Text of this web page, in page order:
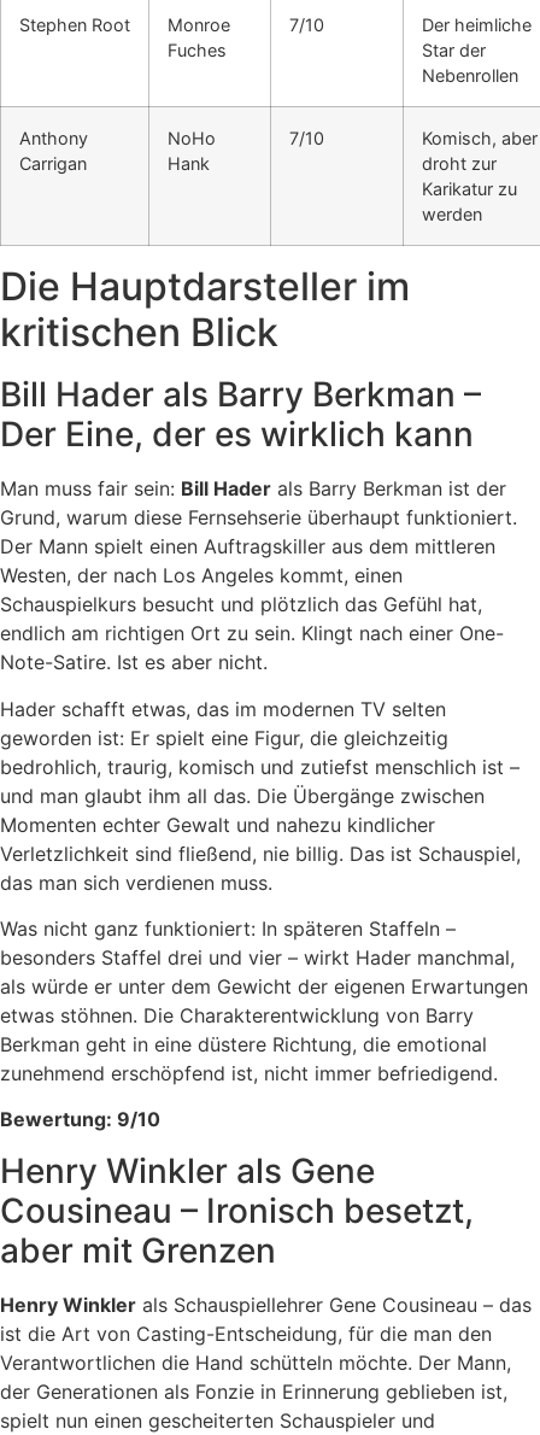
Stephen Root
Monroe
Fuches
7/10
Der heimliche
Star der
Nebenrollen
Anthony
Carrigan
NoHo
Hank
7/10
Komisch, aber
droht zur
Karikatur zu
werden
Die Hauptdarsteller im
kritischen Blick
Bill Hader als Barry Berkman –
Der Eine, der es wirklich kann
Man muss fair sein: Bill Hader als Barry Berkman ist der
Grund, warum diese Fernsehserie überhaupt funktioniert.
Der Mann spielt einen Auftragskiller aus dem mittleren
Westen, der nach Los Angeles kommt, einen
Schauspielkurs besucht und plötzlich das Gefühl hat,
endlich am richtigen Ort zu sein. Klingt nach einer One-
Note-Satire. Ist es aber nicht.
Hader schafft etwas, das im modernen TV selten
geworden ist: Er spielt eine Figur, die gleichzeitig
bedrohlich, traurig, komisch und zutiefst menschlich ist –
und man glaubt ihm all das. Die Übergänge zwischen
Momenten echter Gewalt und nahezu kindlicher
Verletzlichkeit sind fließend, nie billig. Das ist Schauspiel,
das man sich verdienen muss.
Was nicht ganz funktioniert: In späteren Staffeln –
besonders Staffel drei und vier – wirkt Hader manchmal,
als würde er unter dem Gewicht der eigenen Erwartungen
etwas stöhnen. Die Charakterentwicklung von Barry
Berkman geht in eine düstere Richtung, die emotional
zunehmend erschöpfend ist, nicht immer befriedigend.
Bewertung: 9/10
Henry Winkler als Gene
Cousineau – Ironisch besetzt,
aber mit Grenzen
Henry Winkler als Schauspiellehrer Gene Cousineau – das
ist die Art von Casting-Entscheidung, für die man den
Verantwortlichen die Hand schütteln möchte. Der Mann,
der Generationen als Fonzie in Erinnerung geblieben ist,
spielt nun einen gescheiterten Schauspieler und